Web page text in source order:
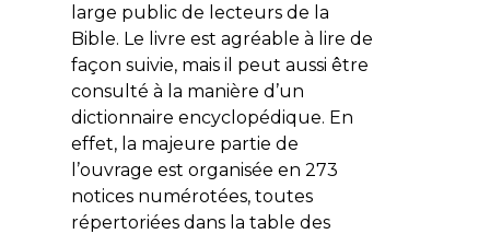
large public de lecteurs de la
Bible. Le livre est agréable à lire de
façon suivie, mais il peut aussi être
consulté à la manière d’un
dictionnaire encyclopédique. En
effet, la majeure partie de
l’ouvrage est organisée en 273
notices numérotées, toutes
répertoriées dans la table des